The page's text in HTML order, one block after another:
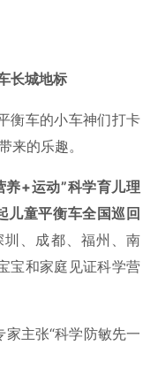
长城地标
衡车的小车神们打卡
来的乐趣。
养+运动”科学育儿理
儿童平衡车全国巡回
、成都、福州、南
宝和家庭见证科学营
主张“科学防敏先一